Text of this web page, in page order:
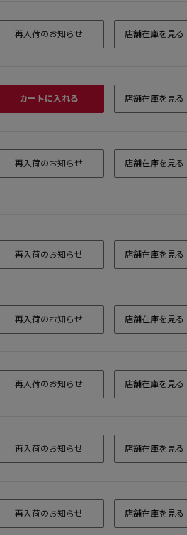
再入荷のお知らせ 店舗在庫を見る
カートに入れる 店舗在庫を見る
再入荷のお知らせ 店舗在庫を見る
再入荷のお知らせ 店舗在庫を見る
再入荷のお知らせ 店舗在庫を見る
再入荷のお知らせ 店舗在庫を見る
再入荷のお知らせ 店舗在庫を見る
再入荷のお知らせ 店舗在庫を見る